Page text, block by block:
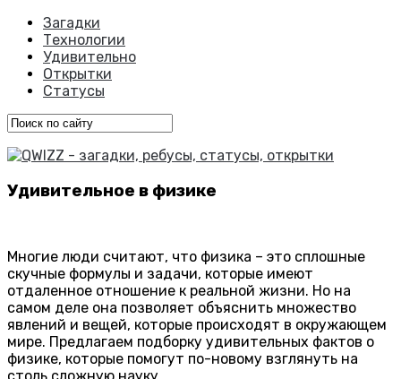
Загадки
Технологии
Удивительно
Открытки
Статусы
Удивительное в физике
Многие люди считают, что физика – это сплошные
скучные формулы и задачи, которые имеют
отдаленное отношение к реальной жизни. Но на
самом деле она позволяет объяснить множество
явлений и вещей, которые происходят в окружающем
мире. Предлагаем подборку удивительных фактов о
физике, которые помогут по-новому взглянуть на